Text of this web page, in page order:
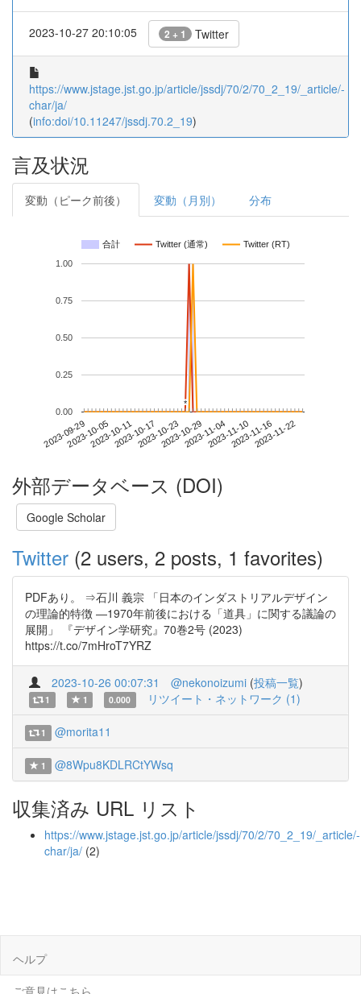
2023-10-27 20:10:05 2 + 1 Twitter
https://www.jstage.jst.go.jp/article/jssdj/70/2/70_2_19/_article/-
char/ja/
(info:doi/10.11247/jssdj.70.2_19)
言及状況
変動（ピーク前後） 変動（月別） 分布
合計 Twitter (通常) Twitter (RT)
2023-09-292023-10-052023-10-112023-10-172023-10-232023-10-292023-11-042023-11-102023-11-162023-11-22
0.00
0.25
0.50
0.75
1.00
**
外部データベース (DOI)
Google Scholar
Twitter (2 users, 2 posts, 1 favorites)
PDFあり。 ⇒石川 義宗 「日本のインダストリアルデザイン
の理論的特徴 ―1970年前後における「道具」に関する議論の
展開」 『デザイン学研究』70巻2号 (2023)
https://t.co/7mHroT7YRZ
2023-10-26 00:07:31 @nekonoizumi (投稿一覧)
1 1 0.000 リツイート・ネットワーク (1)
1 @morita11
1 @8Wpu8KDLRCtYWsq
収集済み URL リスト
https://www.jstage.jst.go.jp/article/jssdj/70/2/70_2_19/_article/-
char/ja/ (2)
ヘルプ
ご意見はこちら